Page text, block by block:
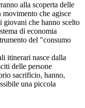
alla scoperta delle
che agisce
giovani che hanno scelto
di economia
del "consumo
itinerari nasce dalla
delle persone
sacrificio, hanno,
una piccola